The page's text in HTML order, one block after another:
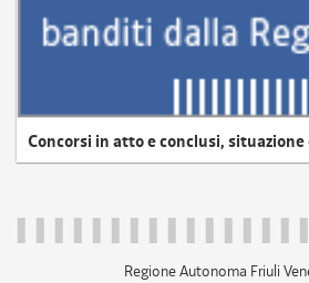
Concorsi in atto e conclusi,
Regione Autonoma Friuli